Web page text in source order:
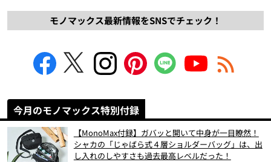
モノマックス最新情報をSNSでチェック！
今月のモノマックス特別付録
【MonoMax付録】ガバッと開いて中身が一目瞭然！
シャカの「じゃばら式４層ショルダーバッグ」は、出
し入れのしやすさも過去最高レベルだった！